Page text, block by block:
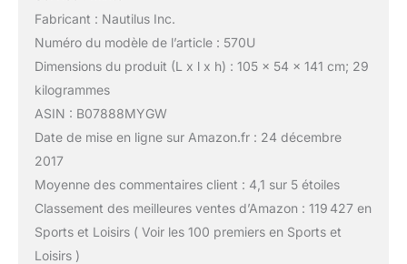
Fabricant : Nautilus Inc.
Numéro du modèle de l’article : 570U
Dimensions du produit (L x l x h) : 105 x 54 x 141 cm; 29
kilogrammes
ASIN : B07888MYGW
Date de mise en ligne sur Amazon.fr : 24 décembre
2017
Moyenne des commentaires client : 4,1 sur 5 étoiles
Classement des meilleures ventes d’Amazon : 119 427 en
Sports et Loisirs ( Voir les 100 premiers en Sports et
Loisirs )